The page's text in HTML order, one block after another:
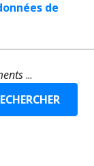
de
...